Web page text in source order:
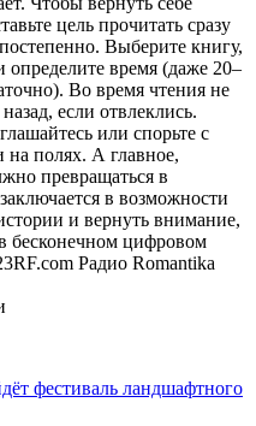
цель прочитать сразу
Выберите книгу,
определите время (даже 20–
Во время чтения не
если отвлеклись.
или спорьте с
на полях. А главное,
превращаться в
в возможности
и вернуть внимание,
в бесконечном цифровом
Радио Romantika